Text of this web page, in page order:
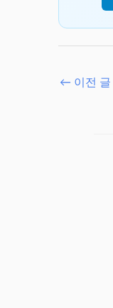
← 이전 글